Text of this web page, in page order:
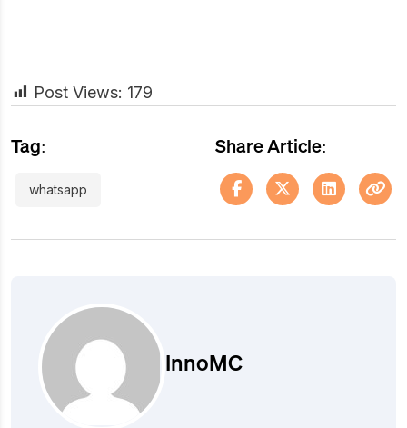
Post Views: 179
Tag:
whatsapp
Share Article:
InnoMC